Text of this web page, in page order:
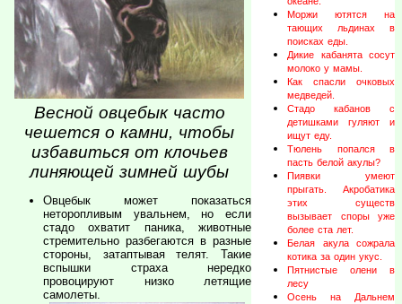
Весной овцебык часто
чешется о камни, чтобы
избавиться от клочьев
линяющей зимней шубы
Овцебык может показаться
неторопливым увальнем, но если
стадо охватит паника, животные
стремительно разбегаются в разные
стороны, затаптывая телят. Такие
вспышки страха нередко
провоцируют низко летящие
самолеты.
Моржи ютятся на
тающих льдинах в
поисках еды.
Дикие кабанята сосут
молоко у мамы.
Как спасли очковых
медведей.
Стадо кабанов с
детишками гуляют и
ищут еду.
Тюлень попался в
пасть белой акулы?
Пиявки умеют
прыгать. Акробатика
этих существ
вызывает споры уже
более ста лет.
Белая акула сожрала
котика за один укус.
Пятнистые олени в
лесу
Осень на Дальнем